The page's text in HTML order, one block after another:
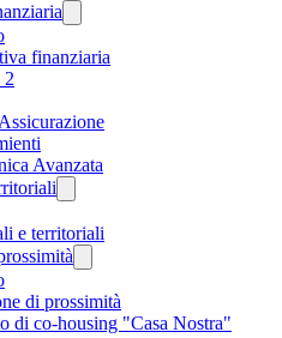
finanziaria
Avanzata
e territoriali
di prossimità
di co-housing "Casa Nostra"